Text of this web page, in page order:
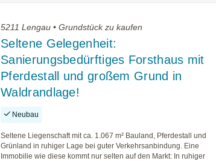
5211 Lengau • Grundstück zu kaufen
Seltene Gelegenheit:
Sanierungsbedürftiges Forsthaus mit
Pferdestall und großem Grund in
Waldrandlage!
Neubau
Seltene Liegenschaft mit ca. 1.067 m² Bauland, Pferdestall und
Grünland in ruhiger Lage bei guter Verkehrsanbindung. Eine
Immobilie wie diese kommt nur selten auf den Markt: In ruhiger